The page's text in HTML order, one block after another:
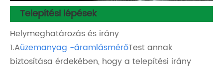
Telepítési lépések
Helymeghatározás és irány
1.Aüzemanyag -áramlásmérőTest annak
biztosítása érdekében, hogy a telepítési irány